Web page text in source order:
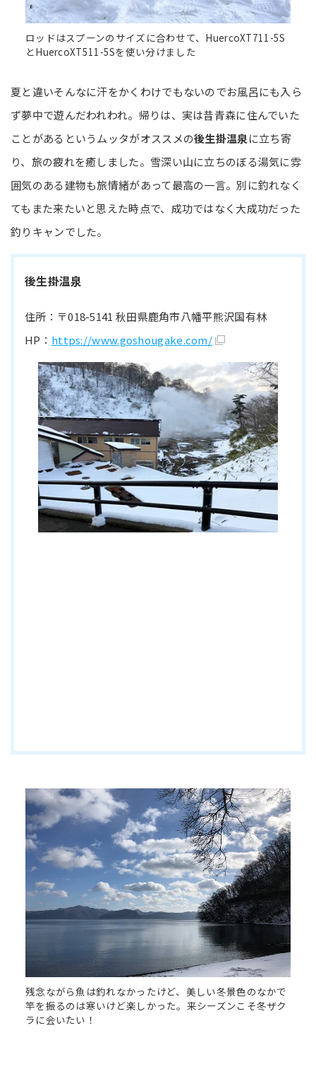
ロッドはスプーンのサイズに合わせて、HuercoXT711-5S
とHuercoXT511-5Sを使い分けました
夏と違いそんなに汗をかくわけでもないのでお風呂にも入ら
ず夢中で遊んだわれわれ。帰りは、実は昔青森に住んでいた
ことがあるというムッタがオススメの後生掛温泉に立ち寄
り、旅の疲れを癒しました。雪深い山に立ちのぼる湯気に雰
囲気のある建物も旅情緒があって最高の一言。別に釣れなく
てもまた来たいと思えた時点で、成功ではなく大成功だった
釣りキャンでした。
後生掛温泉
住所：〒018-5141 秋田県鹿角市八幡平熊沢国有林
HP： https://www.goshougake.com/
残念ながら魚は釣れなかったけど、美しい冬景色のなかで
竿を振るのは寒いけど楽しかった。来シーズンこそ冬ザク
ラに会いたい！